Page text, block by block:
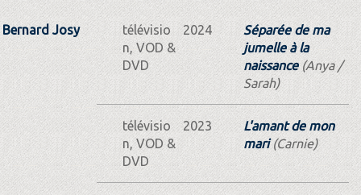
Bernard Josy
télévisio
n, VOD &
DVD
2024
Séparée de ma
jumelle à la
naissance(Anya /
Sarah)
télévisio
n, VOD &
DVD
2023
L'amant de mon
mari(Carnie)